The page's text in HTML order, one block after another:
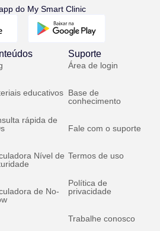
do My Smart Clinic
educativos
rápida de
Nível de
de No-
Suporte
Área de login
Base de
conhecimento
Fale com o suporte
Termos de uso
Política de
privacidade
Trabalhe conosco